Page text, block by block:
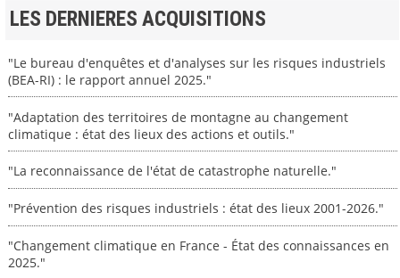
LES DERNIERES ACQUISITIONS
"Le bureau d'enquêtes et d'analyses sur les risques industriels
(BEA-RI) : le rapport annuel 2025."
"Adaptation des territoires de montagne au changement
climatique : état des lieux des actions et outils."
"La reconnaissance de l'état de catastrophe naturelle."
"Prévention des risques industriels : état des lieux 2001-2026."
"Changement climatique en France - État des connaissances en
2025."